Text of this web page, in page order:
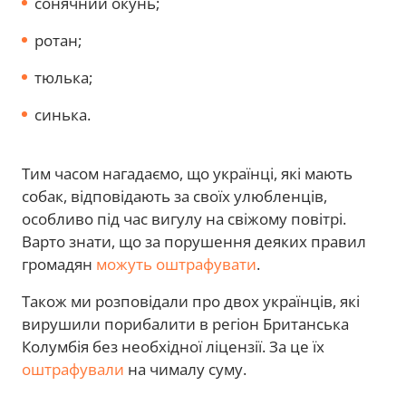
ротан;
тюлька;
синька.
Тим часом нагадаємо, що українці, які мають
собак, відповідають за своїх улюбленців,
особливо під час вигулу на свіжому повітрі.
Варто знати, що за порушення деяких правил
громадян можуть оштрафувати.
Також ми розповідали про двох українців, які
вирушили порибалити в регіон Британська
Колумбія без необхідної ліцензії. За це їх
оштрафували на чималу суму.